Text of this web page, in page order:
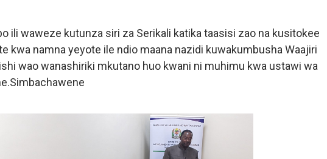
ili waweze kutunza siri za Serikali katika taasisi zao na kusitokee
kwa namna yeyote ile ndio maana nazidi kuwakumbusha Waajiri
wao wanashiriki mkutano huo kwani ni muhimu kwa ustawi wa